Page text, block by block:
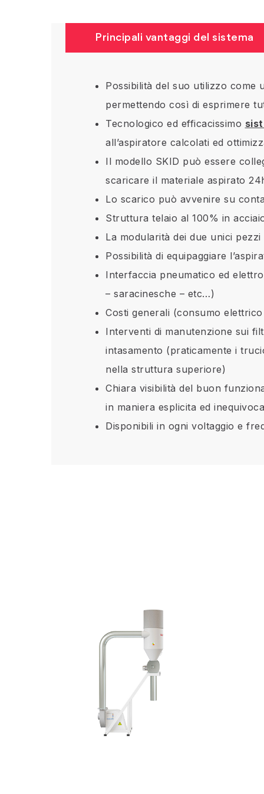
Principali vantaggi del sistema
Possibilità del suo utilizzo come
permettendo così di esprimere
Tecnologico ed efficacissimo
all’aspiratore calcolati ed
Il modello SKID può essere
scaricare il materiale aspirato
Lo scarico può avvenire su
Struttura telaio al 100% in
La modularità dei due unici
Possibilità di equipaggiare
Interfaccia pneumatico ed
– saracinesche – etc…)
Costi generali (consumo
Interventi di manutenzione sui
intasamento (praticamente i
nella struttura superiore)
Chiara visibilità del buon
in maniera esplicita ed
Disponibili in ogni voltaggio e